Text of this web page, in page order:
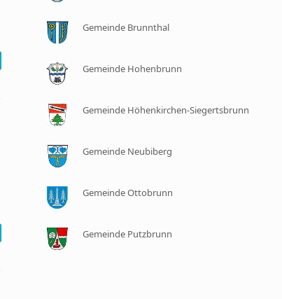
Gemeinde Brunnthal
Gemeinde Hohenbrunn
Gemeinde Höhenkirchen-Siegertsbrunn
Gemeinde Neubiberg
Gemeinde Ottobrunn
Gemeinde Putzbrunn